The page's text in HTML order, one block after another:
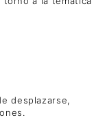
desplazarse,